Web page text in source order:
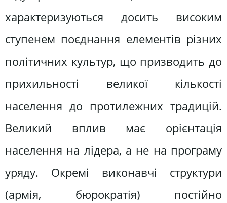
характеризуються досить високим
ступенем поєднання елементів різних
політичних культур, що призводить до
прихильності великої кількості
населення до протилежних традицій.
Великий вплив має орієнтація
населення на лідера, а не на програму
уряду. Окремі виконавчі структури
(армія, бюрократія) постійно